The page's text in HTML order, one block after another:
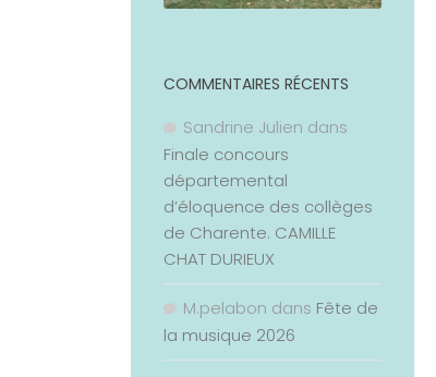
COMMENTAIRES RÉCENTS
Sandrine Julien dans
Finale concours
départemental
d’éloquence des collèges
de Charente. CAMILLE
CHAT DURIEUX
M.pelabon dans Fête de
la musique 2026